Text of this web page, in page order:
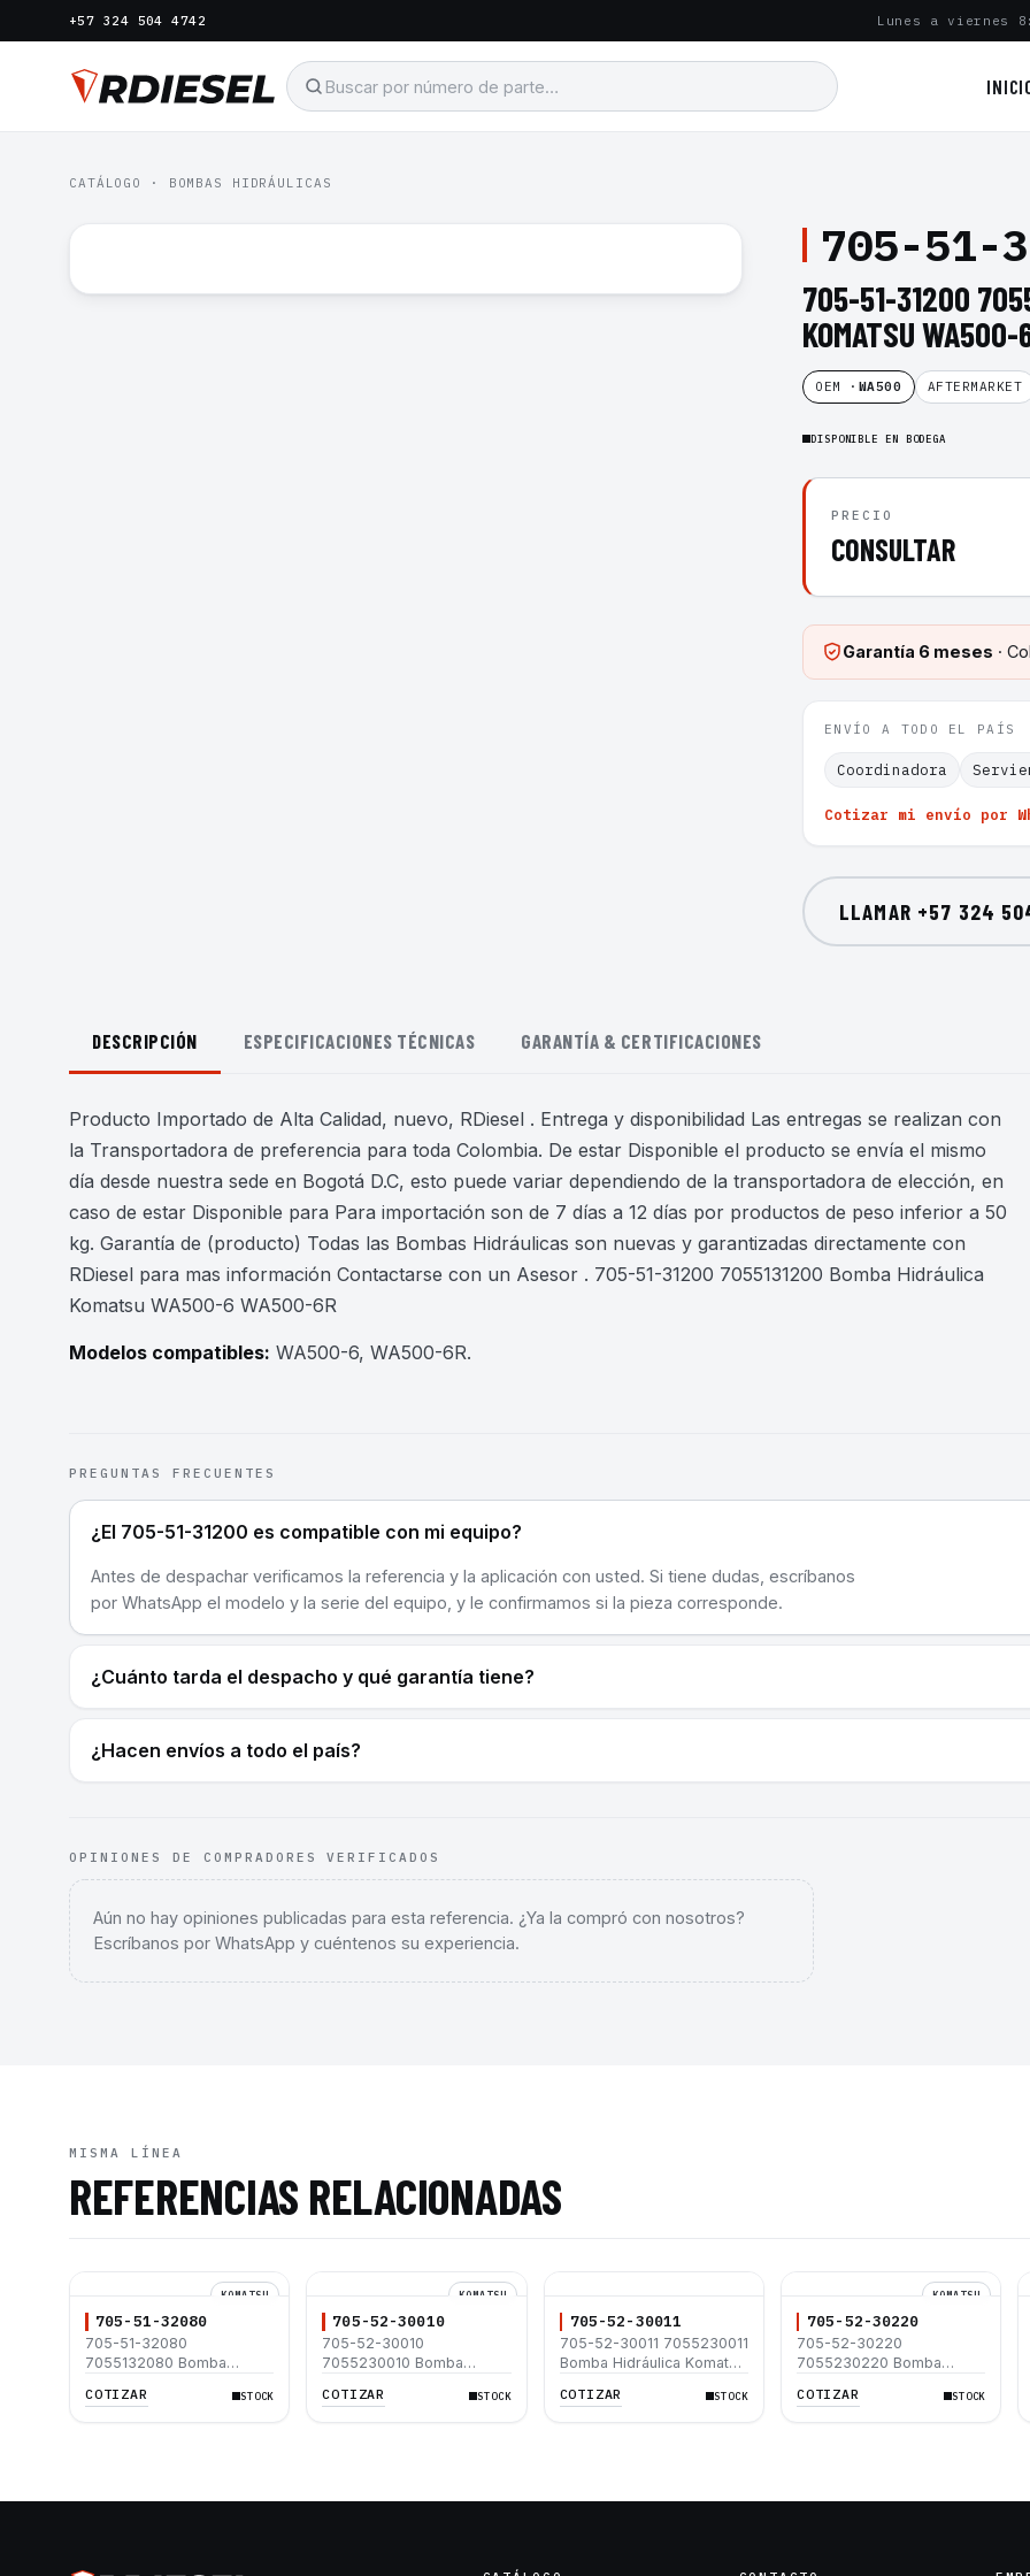
+57 324 504 4742 Lunes a viernes
CATÁLOGO · BOMBAS HIDRÁULICAS
705-51-
705-51-31200
KOMATSU
OEM · WA500 AFTERMARKET
DISPONIBLE EN BODEGA
PRECIO
CONSULTAR
Garantía 6 meses ·
ENVÍO A TODO EL PAÍS
Coordinadora
Cotizar mi envío por
LLAMAR +57 324
DESCRIPCIÓN ESPECIFICACIONES TÉCNICAS GARANTÍA & CERTIFICACIONES
Producto Importado de Alta Calidad, nuevo, RDiesel . Entrega y disponibilidad Las entregas se realizan con
la Transportadora de preferencia para toda Colombia. De estar Disponible el producto se envía el mismo
día desde nuestra sede en Bogotá D.C, esto puede variar dependiendo de la transportadora de elección, en
caso de estar Disponible para Para importación son de 7 días a 12 días por productos de peso inferior a 50
kg. Garantía de (producto) Todas las Bombas Hidráulicas son nuevas y garantizadas directamente con
RDiesel para mas información Contactarse con un Asesor . 705-51-31200 7055131200 Bomba Hidráulica
Komatsu WA500-6 WA500-6R
Modelos compatibles: WA500-6, WA500-6R.
PREGUNTAS FRECUENTES
¿El 705-51-31200 es compatible con mi equipo?
Antes de despachar verificamos la referencia y la aplicación con usted. Si tiene dudas, escríbanos
por WhatsApp el modelo y la serie del equipo, y le confirmamos si la pieza corresponde.
¿Cuánto tarda el despacho y qué garantía tiene?
¿Hacen envíos a todo el país?
OPINIONES DE COMPRADORES VERIFICADOS
Aún no hay opiniones publicadas para esta referencia. ¿Ya la compró con nosotros?
Escríbanos por WhatsApp y cuéntenos su experiencia.
MISMA LÍNEA
REFERENCIAS RELACIONADAS
KOMATSU
705-51-32080
705-51-32080
7055132080 Bomba
WA320-1 WA320-1LC
COTIZAR STOCK
KOMATSU
705-52-30010
705-52-30010
7055230010 Bomba
PC650-1
COTIZAR STOCK
705-52-30011
705-52-30011 7055230011
Bomba Hidráulica Komatsu
COTIZAR STOCK
KOMATSU
705-52-30220
705-52-30220
7055230220 Bomba
WA380-1
COTIZAR STOCK